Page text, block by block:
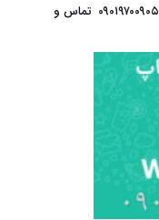
۰۹۰۱۹۷۰۰۹۰۵ تماس و